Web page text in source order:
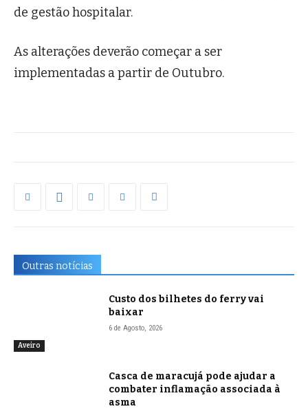
de gestão hospitalar.
As alterações deverão começar a ser
implementadas a partir de Outubro.
Outras notícias
Aveiro
Custo dos bilhetes do ferry vai
baixar
6 de Agosto, 2026
Casca de maracujá pode ajudar a
combater inflamação associada à
asma